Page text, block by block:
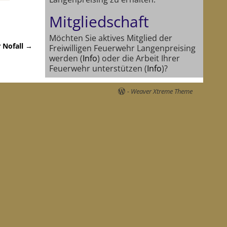
Nofall →
Mitgliedschaft
Möchten Sie aktives Mitglied der
Freiwilligen Feuerwehr Langenpreising
werden (Info) oder die Arbeit Ihrer
Feuerwehr unterstützen (Info)?
- Weaver Xtreme Theme